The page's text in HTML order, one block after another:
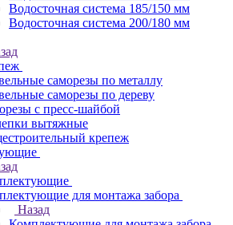
Водосточная система 185/150 мм
Водосточная система 200/180 мм
саморезы по металлу
саморезы по дереву
с пресс-шайбой
вытяжные
крепеж
для монтажа забора
Назад